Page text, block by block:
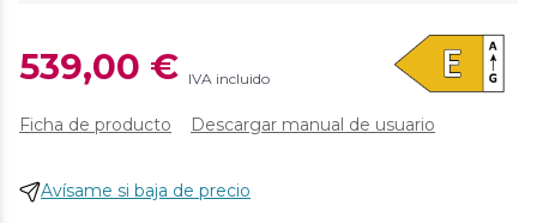
539,00 € IVA incluido
Ficha de producto Descargar manual de usuario
Avísame si baja de precio